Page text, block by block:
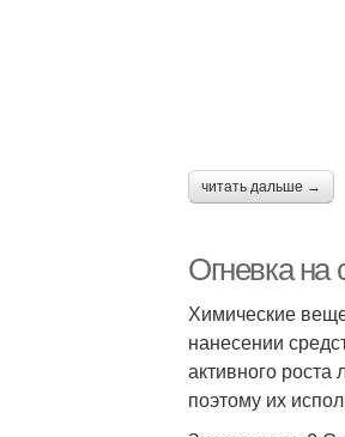
читать дальше →
Огневка на
Химические
нанесении
активного
поэтому их